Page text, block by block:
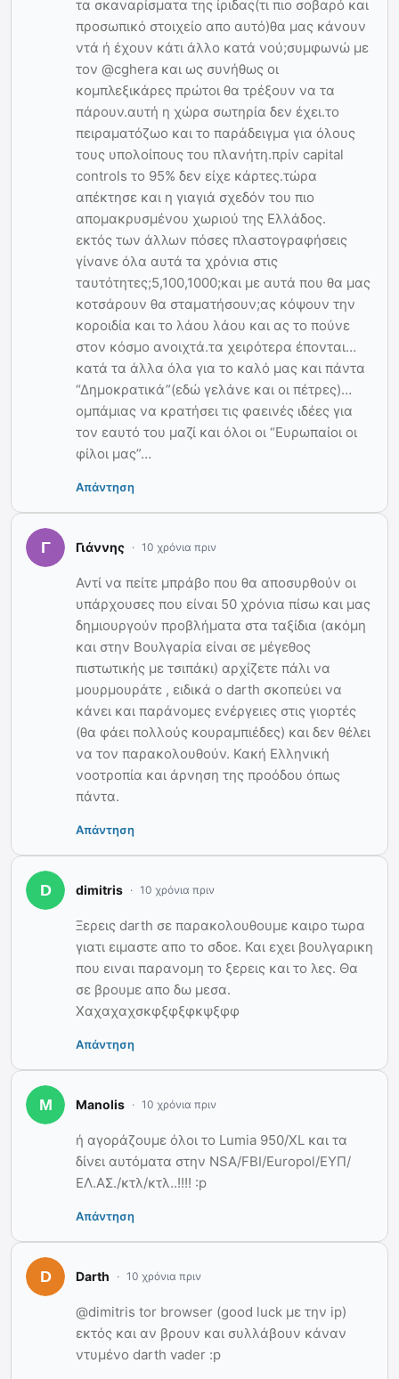
τα σκαναρίσματα της ίριδας(τι πιο σοβαρό και
προσωπικό στοιχείο απο αυτό)θα μας κάνουν
ντά ή έχουν κάτι άλλο κατά νού;συμφωνώ με
τον @cghera και ως συνήθως οι
κομπλεξικάρες πρώτοι θα τρέξουν να τα
πάρουν.αυτή η χώρα σωτηρία δεν έχει.το
πειραματόζωο και το παράδειγμα για όλους
τους υπολοίπους του πλανήτη.πρίν capital
controls το 95% δεν είχε κάρτες.τώρα
απέκτησε και η γιαγιά σχεδόν του πιο
απομακρυσμένου χωριού της Ελλάδος.
εκτός των άλλων πόσες πλαστογραφήσεις
γίνανε όλα αυτά τα χρόνια στις
ταυτότητες;5,100,1000;και με αυτά που θα μας
κοτσάρουν θα σταματήσουν;ας κόψουν την
κοροιδία και το λάου λάου και ας το πούνε
στον κόσμο ανοιχτά.τα χειρότερα έπονται…
κατά τα άλλα όλα για το καλό μας και πάντα
“Δημοκρατικά”(εδώ γελάνε και οι πέτρες)…
ομπάμιας να κρατήσει τις φαεινές ιδέες για
τον εαυτό του μαζί και όλοι οι “Ευρωπαίοι οι
φίλοι μας”…
Απάντηση
Γιάννης 10 χρόνια πριν
Αντί να πείτε μπράβο που θα αποσυρθούν οι
υπάρχουσες που είναι 50 χρόνια πίσω και μας
δημιουργούν προβλήματα στα ταξίδια (ακόμη
και στην Βουλγαρία είναι σε μέγεθος
πιστωτικής με τσιπάκι) αρχίζετε πάλι να
μουρμουράτε , ειδικά ο darth σκοπεύει να
κάνει και παράνομες ενέργειες στις γιορτές
(θα φάει πολλούς κουραμπιέδες) και δεν θέλει
να τον παρακολουθούν. Κακή Ελληνική
νοοτροπία και άρνηση της προόδου όπως
πάντα.
Απάντηση
dimitris 10 χρόνια πριν
Ξερεις darth σε παρακολουθουμε καιρο τωρα
γιατι ειμαστε απο το σδοε. Και εχει βουλγαρικη
που ειναι παρανομη το ξερεις και το λες. Θα
σε βρουμε απο δω μεσα.
Χαχαχαχσκφξφξφκψξφφ
Απάντηση
Manolis 10 χρόνια πριν
ή αγοράζουμε όλοι το Lumia 950/XL και τα
δίνει αυτόματα στην NSA/FBI/Europol/ΕΥΠ/
ΕΛ.ΑΣ./κτλ/κτλ..!!!! :p
Απάντηση
Darth 10 χρόνια πριν
@dimitris tor browser (good luck με την ip)
εκτός και αν βρουν και συλλάβουν κάναν
ντυμένο darth vader :p